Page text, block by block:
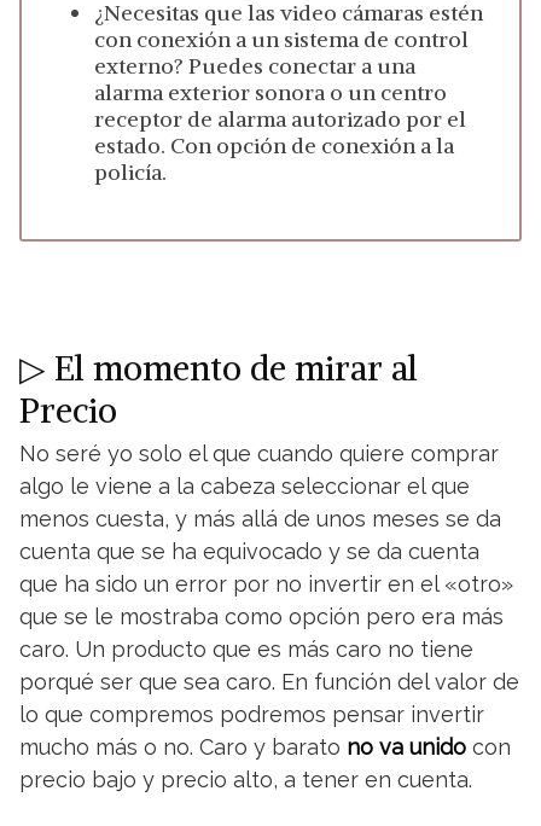
¿Necesitas que las video cámaras estén
con conexión a un sistema de control
externo? Puedes conectar a una
alarma exterior sonora o un centro
receptor de alarma autorizado por el
estado. Con opción de conexión a la
policía.
▷ El momento de mirar al
Precio
No seré yo solo el que cuando quiere comprar
algo le viene a la cabeza seleccionar el que
menos cuesta, y más allá de unos meses se da
cuenta que se ha equivocado y se da cuenta
que ha sido un error por no invertir en el «otro»
que se le mostraba como opción pero era más
caro. Un producto que es más caro no tiene
porqué ser que sea caro. En función del valor de
lo que compremos podremos pensar invertir
mucho más o no. Caro y barato no va unido con
precio bajo y precio alto, a tener en cuenta.